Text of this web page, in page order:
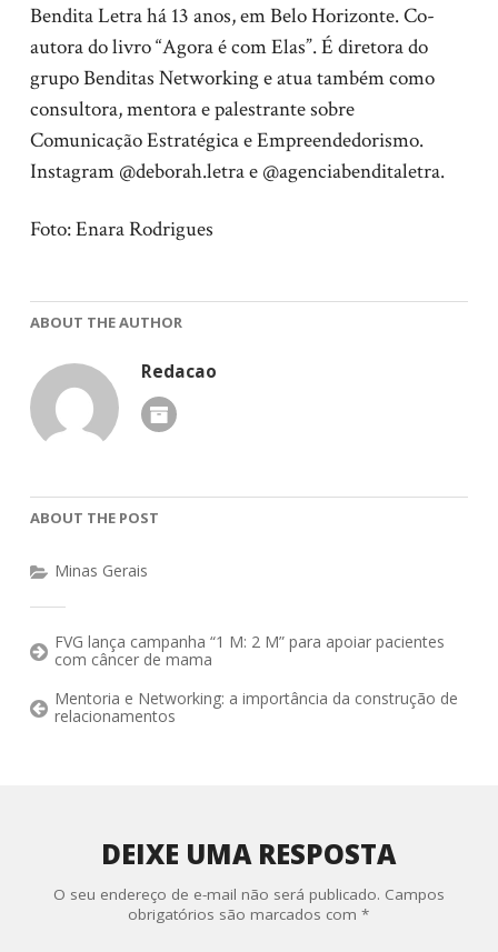
Bendita Letra há 13 anos, em Belo Horizonte. Co-
autora do livro “Agora é com Elas”. É diretora do
grupo Benditas Networking e atua também como
consultora, mentora e palestrante sobre
Comunicação Estratégica e Empreendedorismo.
Instagram @deborah.letra e @agenciabenditaletra.
Foto: Enara Rodrigues
ABOUT THE AUTHOR
Redacao
ABOUT THE POST
Minas Gerais
FVG lança campanha “1 M: 2 M” para apoiar pacientes
com câncer de mama
Mentoria e Networking: a importância da construção de
relacionamentos
DEIXE UMA RESPOSTA
O seu endereço de e-mail não será publicado. Campos
obrigatórios são marcados com*